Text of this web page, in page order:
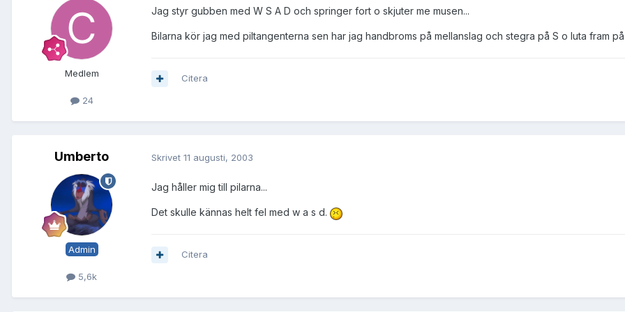
Medlem
24
Jag styr gubben med W S A D och springer fort o skjuter me musen...
Bilarna kör jag med piltangenterna sen har jag handbroms på mellanslag och stegra på S o luta fram
Citera
Umberto
Admin
5,6k
Skrivet 11 augusti, 2003
Jag håller mig till pilarna...
Det skulle kännas helt fel med w a s d.
Citera